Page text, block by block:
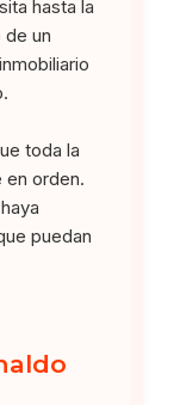
hasta la
un
toda la
orden.
puedan